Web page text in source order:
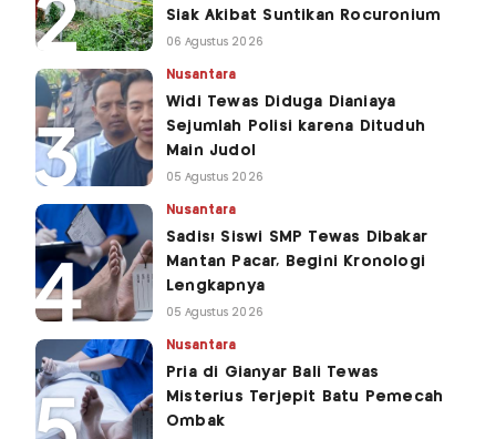
Siak Akibat Suntikan Rocuronium
06 Agustus 2026
Nusantara
Widi Tewas Diduga Dianiaya
Sejumlah Polisi karena Dituduh
Main Judol
05 Agustus 2026
Nusantara
Sadis! Siswi SMP Tewas Dibakar
Mantan Pacar, Begini Kronologi
Lengkapnya
05 Agustus 2026
Nusantara
Pria di Gianyar Bali Tewas
Misterius Terjepit Batu Pemecah
Ombak